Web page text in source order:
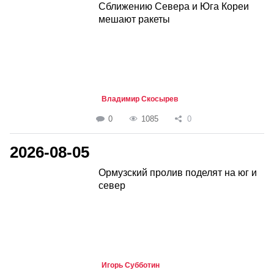
Сближению Севера и Юга Кореи
мешают ракеты
Владимир Скосырев
0 1085 0
2026-08-05
Ормузский пролив поделят на юг и
север
Игорь Субботин